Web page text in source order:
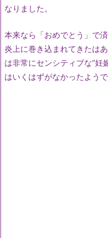
なりました。
本来なら「おめでとう」で
炎上に巻き込まれてきたは
は非常にセンシティブな”妊
はいくはずがなかったようで